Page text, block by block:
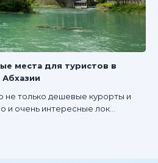
места для туристов в
Абхазии
не только дешевые курорты и
и очень интересные лок...